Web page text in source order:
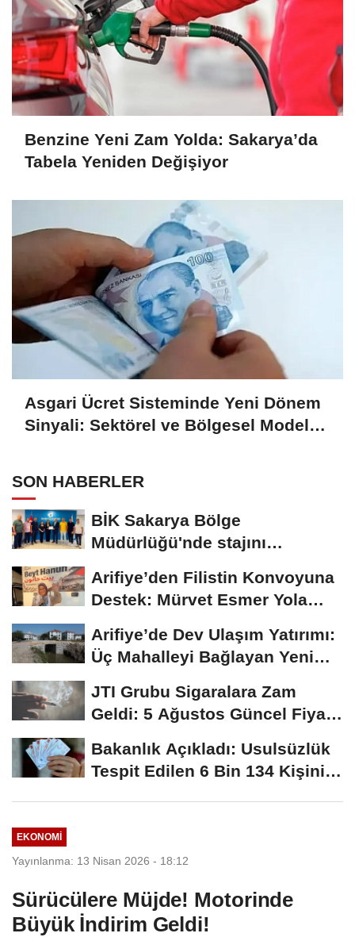
Benzine Yeni Zam Yolda: Sakarya’da
Tabela Yeniden Değişiyor
Asgari Ücret Sisteminde Yeni Dönem
Sinyali: Sektörel ve Bölgesel Model
SON HABERLER
BİK Sakarya Bölge
Müdürlüğü'nde stajını
Arifiye’den Filistin Konvoyuna
Destek: Mürvet Esmer Yola
Arifiye’de Dev Ulaşım Yatırımı:
Üç Mahalleyi Bağlayan Yeni
JTI Grubu Sigaralara Zam
Geldi: 5 Ağustos Güncel Fiyat
Bakanlık Açıkladı: Usulsüzlük
Tespit Edilen 6 Bin 134 Kişinin
EKONOMI
Yayınlanma: 13 Nisan 2026 - 18:12
Sürücülere Müjde! Motorinde
Büyük İndirim Geldi!